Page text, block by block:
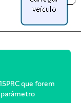
que forem